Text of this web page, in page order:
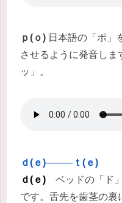
ｐ(ｏ)
させるように発音しま
ッ」。
ｄ(ｅ)────ｔ(ｅ)
ｄ(ｅ) ベッドの「ド
です。舌先を歯茎の裏